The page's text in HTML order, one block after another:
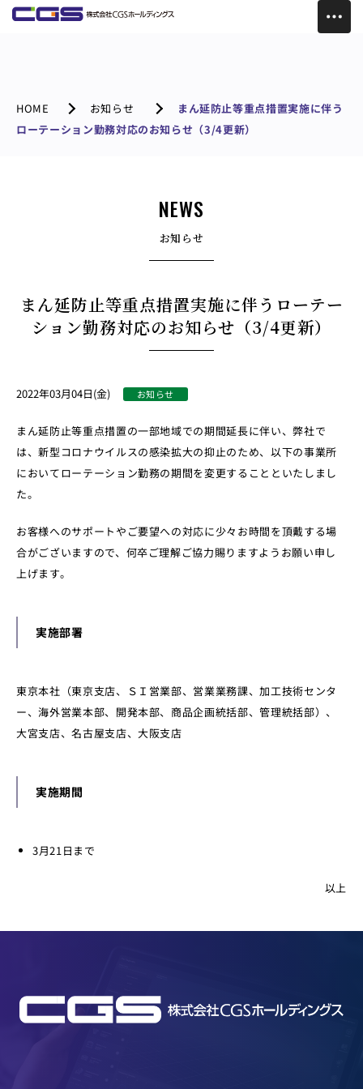
HOME お知らせ
まん延防止等重点措置実施に伴う
ローテーション勤務対応のお知らせ（3/4更新）
NEWS
お知らせ
まん延防止等重点措置実施に伴うローテー
ション勤務対応のお知らせ（3/4更新）
2022年03月04日(金) お知らせ
まん延防止等重点措置の一部地域での期間延長に伴い、弊社で
は、新型コロナウイルスの感染拡大の抑止のため、以下の事業所
においてローテーション勤務の期間を変更することといたしまし
た。
お客様へのサポートやご要望への対応に少々お時間を頂戴する場
合がございますので、何卒ご理解ご協力賜りますようお願い申し
上げます。
実施部署
東京本社（東京支店、ＳＩ営業部、営業業務課、加工技術センタ
ー、海外営業本部、開発本部、商品企画統括部、管理統括部）、
大宮支店、名古屋支店、大阪支店
実施期間
3月21日まで
以上